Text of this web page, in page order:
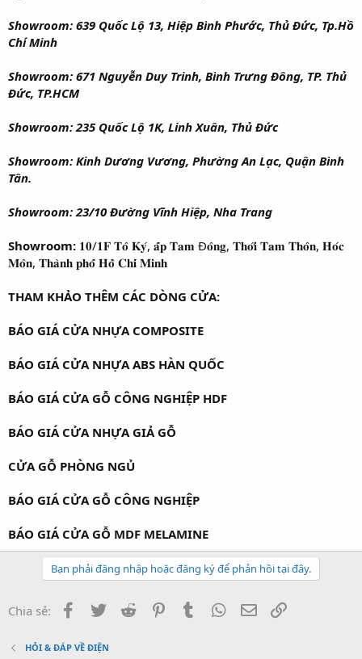
Showroom: 639 Quốc Lộ 13, Hiệp Bình Phước, Thủ Đức, Tp.Hồ
Chí Minh
Showroom: 671 Nguyễn Duy Trinh, Bình Trưng Đông, TP. Thủ
Đức, TP.HCM
Showroom: 235 Quốc Lộ 1K, Linh Xuân, Thủ Đức
Showroom: Kinh Dương Vương, Phường An Lạc, Quận Bình
Tân.
Showroom: 23/10 Đường Vĩnh Hiệp, Nha Trang
Showroom: 𝟏𝟎/𝟏𝐅 𝐓𝐨̂ 𝐊𝐲́, 𝐚̂́𝐩 𝐓𝐚𝐦 Đ𝐨̂𝐧𝐠, 𝐓𝐡𝐨̛́𝐢 𝐓𝐚𝐦 𝐓𝐡𝐨̂𝐧, 𝐇𝐨́𝐜
𝐌𝐨̂𝐧, 𝐓𝐡𝐚̀𝐧𝐡 𝐩𝐡𝐨̂́ 𝐇𝐨̂̀ 𝐂𝐡𝐢́ 𝐌𝐢𝐧𝐡
THAM KHẢO THÊM CÁC DÒNG CỬA:
BÁO GIÁ CỬA NHỰA COMPOSITE
BÁO GIÁ CỬA NHỰA ABS HÀN QUỐC
BÁO GIÁ CỬA GỖ CÔNG NGHIỆP HDF
BÁO GIÁ CỬA NHỰA GIẢ GỖ
CỬA GỖ PHÒNG NGỦ
BÁO GIÁ CỬA GỖ CÔNG NGHIỆP
BÁO GIÁ CỬA GỖ MDF MELAMINE
Bạn phải đăng nhập hoặc đăng ký để phản hồi tại đây.
Chia sẻ: Facebook
Twitter Reddit PinterestTumblr WhatsApp
Email
HỎI & ĐÁP VỀ ĐIỆN